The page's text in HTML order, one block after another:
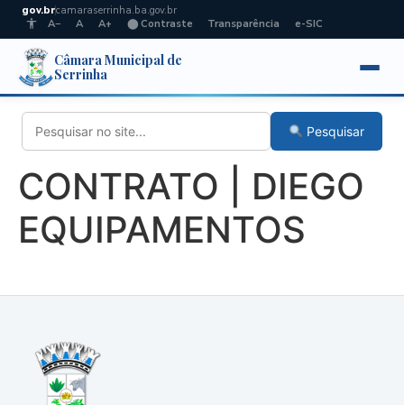
gov.brcamaraserrinha.ba.gov.br
A−
A A+ ⬤ Contraste Transparência e-SIC
Câmara Municipal de
Serrinha
Pesquisar
CONTRATO | DIEGO
EQUIPAMENTOS